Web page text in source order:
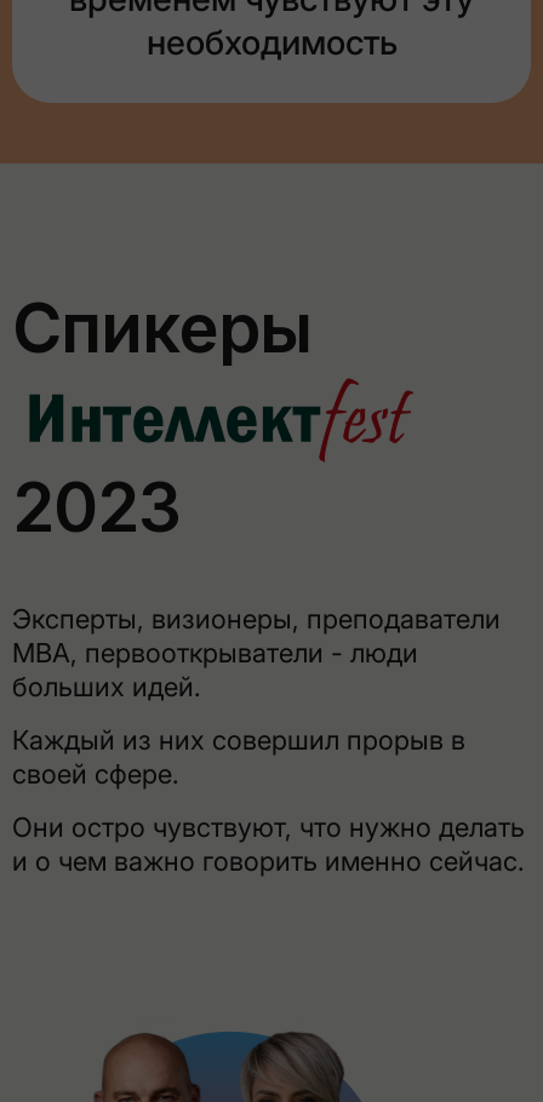
необходимость
Спикеры
2023
Эксперты, визионеры, преподаватели
МВА, первооткрыватели - люди
больших идей.
Каждый из них совершил прорыв в
своей сфере.
Они остро чувствуют, что нужно делать
и о чем важно говорить именно сейчас.